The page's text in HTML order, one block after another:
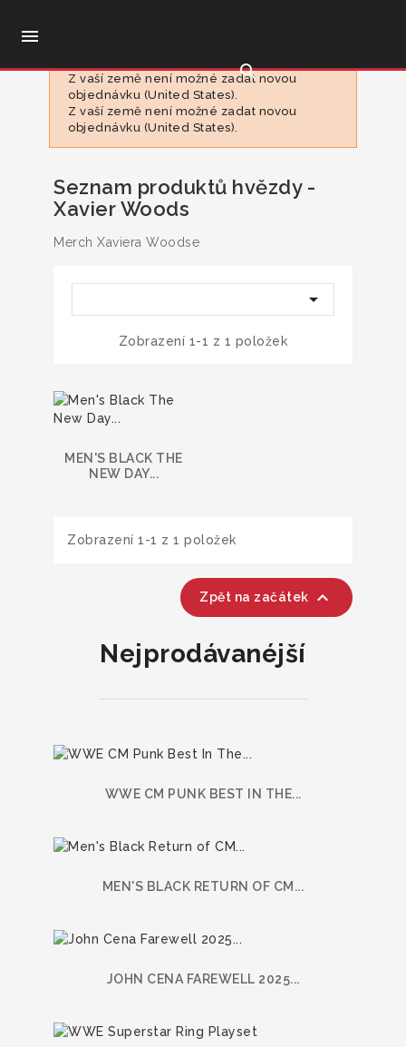

search
Z vaší země není možné zadat novou
objednávku (United States).
Z vaší země není možné zadat novou
objednávku (United States).
Seznam produktů hvězdy -
Xavier Woods
Merch Xaviera Woodse

Zobrazení 1-1 z 1 položek
MEN'S BLACK THE
NEW DAY...
Zobrazení 1-1 z 1 položek
Zpět na začátek 
Nejprodávanéjší
WWE CM PUNK BEST IN THE...
MEN'S BLACK RETURN OF CM...
JOHN CENA FAREWELL 2025...